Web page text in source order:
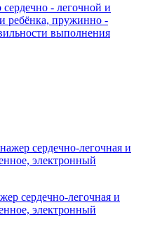
- легочной и
ребёнка, пружинно -
выполнения
сердечно-легочная и
электронный